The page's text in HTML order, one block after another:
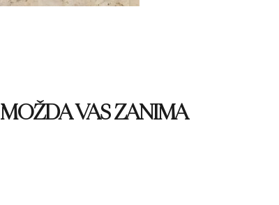
MOŽDA VAS ZANIMA